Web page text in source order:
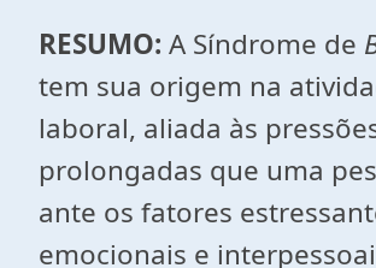
RESUMO: A Síndrome de
tem sua origem na
laboral, aliada às
prolongadas que uma
ante os fatores
emocionais e